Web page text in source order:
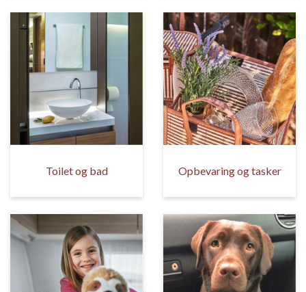
Toilet og bad Opbevaring og tasker